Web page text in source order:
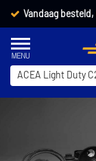
Vandaag besteld,